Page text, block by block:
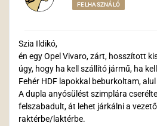
FELHASZNÁLÓ
Szia Ildikó,
én egy Opel Vivaro, zárt, hosszított
úgy, hogy ha kell szállító jármű, ha
Fehér HDF lapokkal beburkoltam,
A dupla anyósülést szimplára
felszabadult, át lehet járkálni a
raktérbe/laktérbe.